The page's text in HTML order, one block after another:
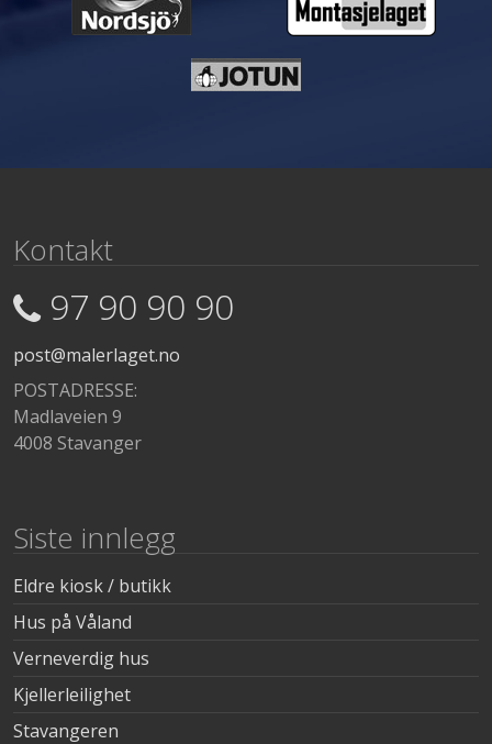
Kontakt
97 90 90 90
post@malerlaget.no
POSTADRESSE:
Madlaveien 9
4008 Stavanger
Siste innlegg
Eldre kiosk / butikk
Hus på Våland
Verneverdig hus
Kjellerleilighet
Stavangeren